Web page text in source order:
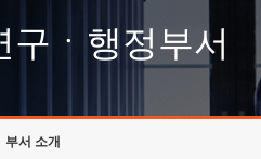
객의소리
의계약 현황
구ㆍ행정부서
부서 소개